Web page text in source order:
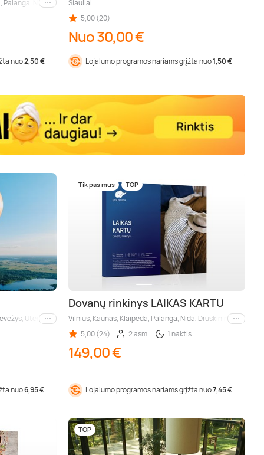
Nida, Druskininkai, Trakai, Šiauliai (aps.), Panevėžys (aps.), Anykščiai,
Kiti miestai
nuo2,50 €
Šiauliai
5,00 (20)
Nuo 30,00 €
Lojalumo programos nariams grįžta nuo1,50 €
Utena, Molėtai
Kiti miestai
nuo6,95 €
Tik pas mus TOP
Dovanų rinkinys LAIKAS KARTU
Vilnius, Kaunas, Klaipėda, Palanga, Nida, Druskininkai,Kiti
5,00 (24)
2 asm. 1 naktis
149,00 €
Lojalumo programos nariams grįžta nuo7,45 €
TOP